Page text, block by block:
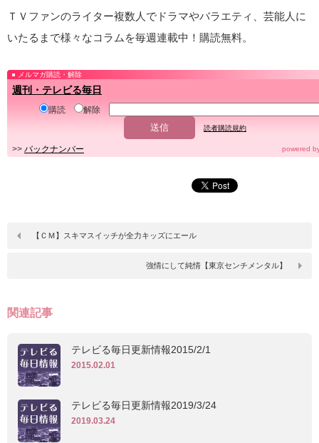
ＴＶファンのライター複数人でドラマやバラエティ、芸能人に
いたるまで様々なコラムを毎週連載中！購読無料。
メルマガ購読・解除
週刊・テレビる毎日
購読 解除
読者購読規約
>> バックナンバー powered
【ＣＭ】スキマスイッチが全力キッズにエール
強情にして純情【東京センチメンタル】
関連記事
テレビる毎日更新情報2015/2/1
2015.02.01
テレビる毎日更新情報2019/3/24
2019.03.24